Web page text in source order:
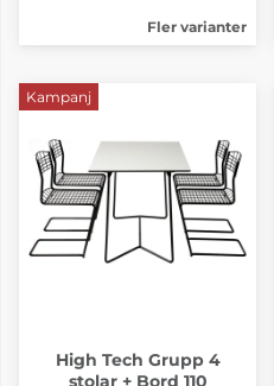
Fler varianter
Kampanj
High Tech Grupp 4
stolar + Bord 110